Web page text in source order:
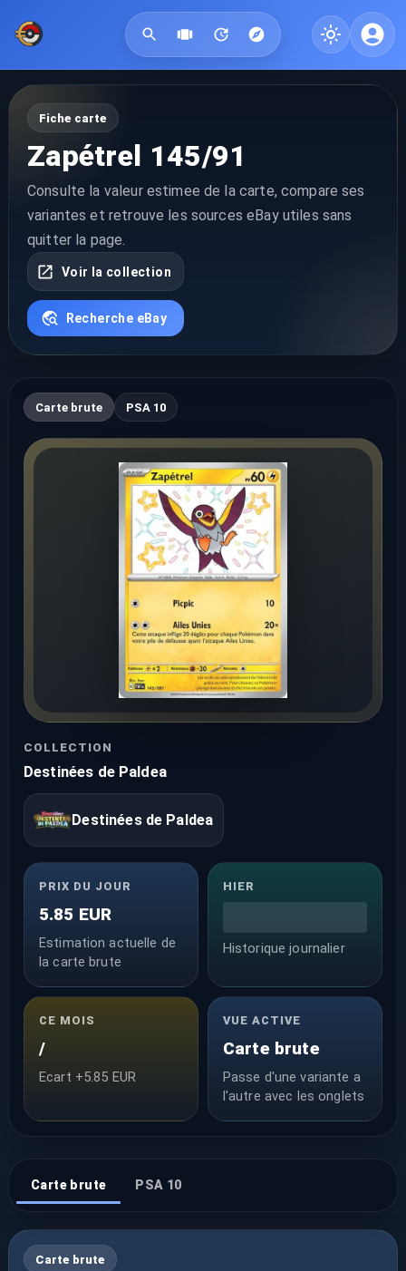
Fiche carte
Zapétrel 145/91
Consulte la valeur estimee de la carte, compare ses
variantes et retrouve les sources eBay utiles sans
quitter la page.
Voir la collection
Recherche eBay
Carte brute PSA 10
COLLECTION
Destinées de Paldea
Destinées de Paldea
PRIX DU JOUR
5.85 EUR
Estimation actuelle de
la carte brute
HIER
Historique journalier
CE MOIS
/
Ecart +5.85 EUR
VUE ACTIVE
Carte brute
Passe d'une variante a
l'autre avec les onglets
Carte brute PSA 10
Carte brute